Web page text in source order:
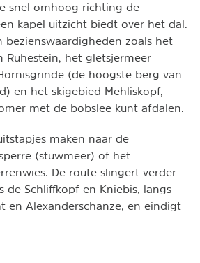
snel omhoog richting de
kapel uitzicht biedt over het dal.
bezienswaardigheden zoals het
Ruhestein, het gletsjermeer
(de hoogste berg van
en het skigebied Mehliskopf,
met de bobslee kunt afdalen.
maken naar de
(stuwmeer) of het
De route slingert verder
de Schliffkopf en Kniebis, langs
en Alexanderschanze, en eindigt